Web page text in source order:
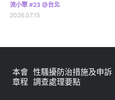
流小聚 #23 @台北
2026.07.15
本會
章程
性騷擾防治措施及申訴
調查處理要點